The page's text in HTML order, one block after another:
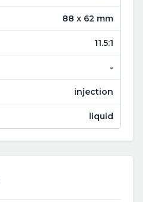
88 x 62 mm
11.5:1
-
injection
liquid